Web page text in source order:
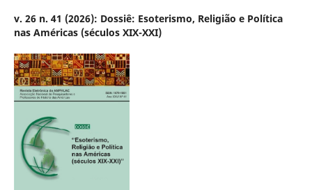
v. 26 n. 41 (2026): Dossiê: Esoterismo, Religião e Política
nas Américas (séculos XIX-XXI)